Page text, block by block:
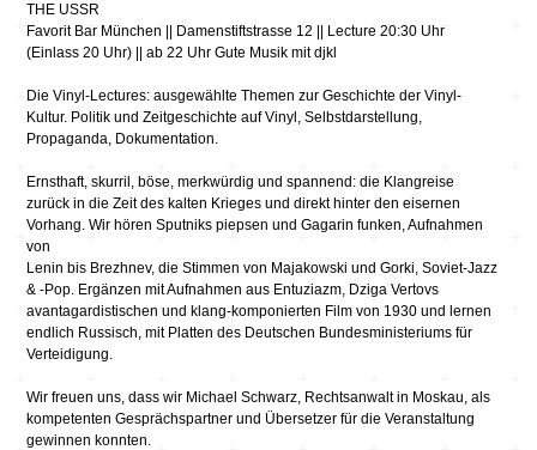
THE USSR
Favorit Bar München || Damenstiftstrasse 12 || Lecture 20:30 Uhr
(Einlass 20 Uhr) || ab 22 Uhr Gute Musik mit djkl
Die Vinyl-Lectures: ausgewählte Themen zur Geschichte der Vinyl-
Kultur. Politik und Zeitgeschichte auf Vinyl, Selbstdarstellung,
Propaganda, Dokumentation.
Ernsthaft, skurril, böse, merkwürdig und spannend: die Klangreise
zurück in die Zeit des kalten Krieges und direkt hinter den eisernen
Vorhang. Wir hören Sputniks piepsen und Gagarin funken, Aufnahmen
von
Lenin bis Brezhnev, die Stimmen von Majakowski und Gorki, Soviet-Jazz
& -Pop. Ergänzen mit Aufnahmen aus Entuziazm, Dziga Vertovs
avantagardistischen und klang-komponierten Film von 1930 und lernen
endlich Russisch, mit Platten des Deutschen Bundesministeriums für
Verteidigung.
Wir freuen uns, dass wir Michael Schwarz, Rechtsanwalt in Moskau, als
kompetenten Gesprächspartner und Übersetzer für die Veranstaltung
gewinnen konnten.